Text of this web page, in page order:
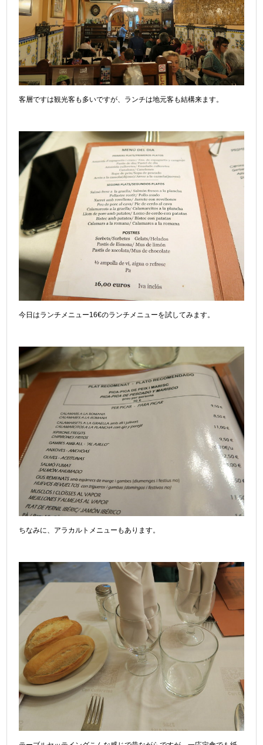
客層ですは観光客も多いですが、ランチは地元客も結構来ます。
今日はランチメニュー16€のランチメニューを試してみます。
ちなみに、アラカルトメニューもあります。